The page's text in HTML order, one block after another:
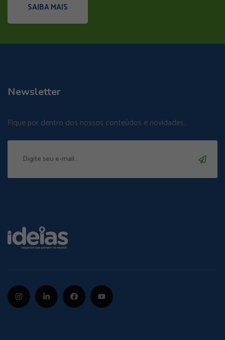
SAIBA MAIS
Newsletter
Fique por dentro dos nossos conteúdos e novidades.